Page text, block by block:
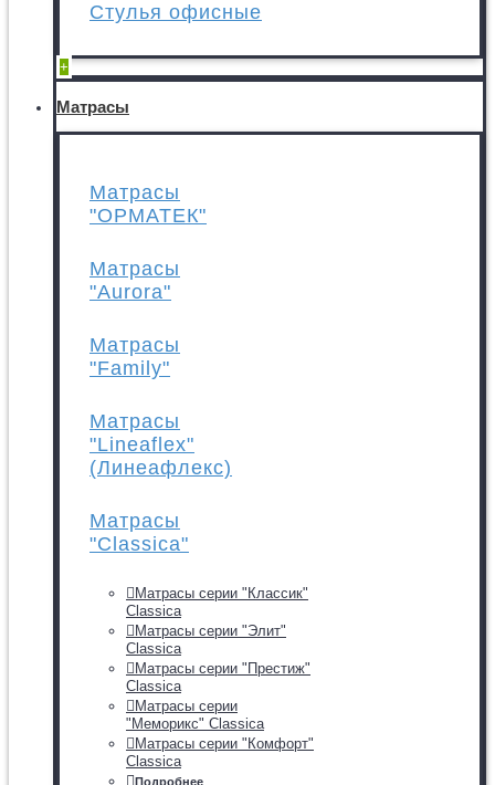
Стулья офисные
+
Матрасы
Матрасы
"ОРМАТЕК"
Матрасы
"Aurora"
Матрасы
"Family"
Матрасы
"Lineaflex"
(Линеафлекс)
Матрасы
"Classica"
Матрасы серии "Классик"
Classica
Матрасы серии "Элит"
Classica
Матрасы серии "Престиж"
Classica
Матрасы серии
"Меморикс" Classica
Матрасы серии "Комфорт"
Classica
Подробнее